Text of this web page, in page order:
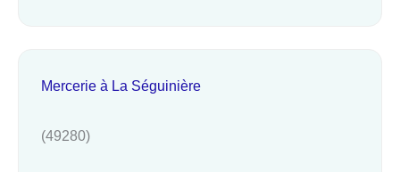
Mercerie à La Séguinière
(49280)